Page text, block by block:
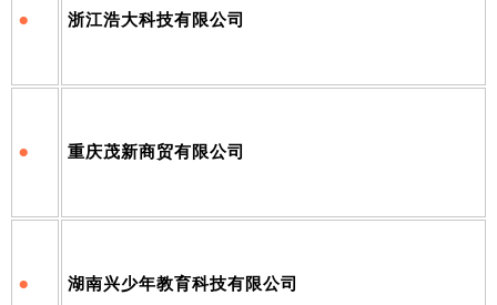
• 浙江浩大科技有限公司
• 重庆茂新商贸有限公司
• 湖南兴少年教育科技有限公司